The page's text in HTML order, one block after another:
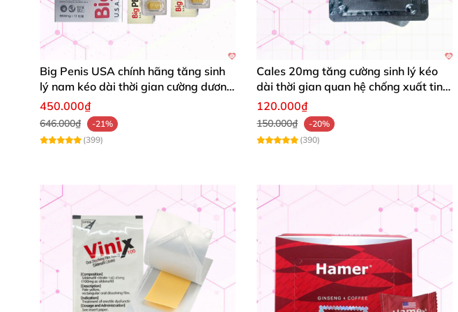
Big Penis USA chính hãng tăng sinh
lý nam kéo dài thời gian cường dương
hộp 12 viên
450.000₫
646.000₫
-21%
(399)
Cales 20mg tăng cường sinh lý kéo
dài thời gian quan hệ chống xuất tinh
sớm
120.000₫
150.000₫
-20%
(390)